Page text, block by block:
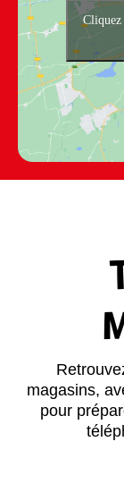
Cliquez
magasins,
pour